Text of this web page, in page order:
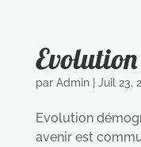
par Admin| Juil 23,
Evolution
avenir est